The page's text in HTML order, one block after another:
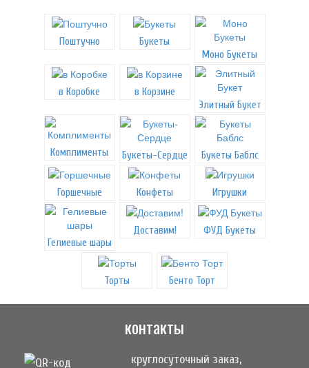
Поштучно
Букеты
Моно Букеты
в Коробке
в Корзине
Элитный Букет
Комплименты Букеты-Сердце Букеты Баблс
Горшечные Конфеты Игрушки
Гелиевые шары
Доставим! ФУД Букеты
Торты Бенто Торт
контакты
круглосуточный заказ,